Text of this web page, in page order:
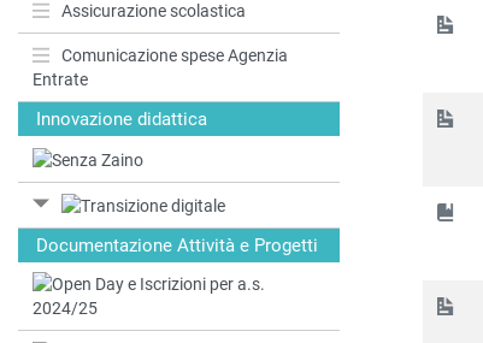
Assicurazione scolastica
Comunicazione spese Agenzia
Entrate
Innovazione didattica
Documentazione Attività e Progetti